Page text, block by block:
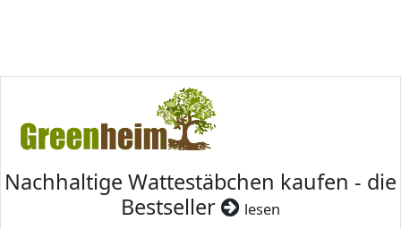
Nachhaltige Wattestäbchen kaufen - die
Bestseller
lesen